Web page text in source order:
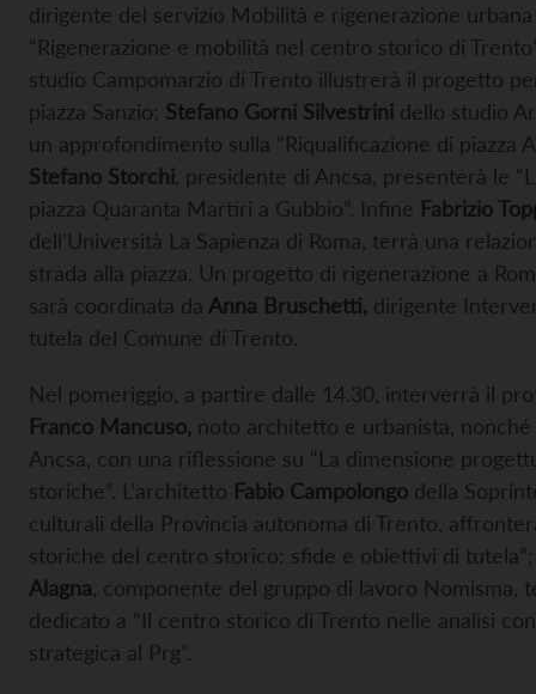
dirigente del servizio Mobilità e rigenerazione
“Rigenerazione e mobilità nel centro storico di
studio Campomarzio di Trento illustrerà il progetto
piazza Sanzio; Stefano Gorni Silvestrini dello studio
un approfondimento sulla “Riqualificazione di piazza
Stefano Storchi, presidente di Ancsa, presenterà le
piazza Quaranta Martiri a Gubbio”. Infine Fabrizio
dell’Università La Sapienza di Roma, terrà una
strada alla piazza. Un progetto di rigenerazione a
sarà coordinata da Anna Bruschetti, dirigente
tutela del Comune di Trento.
Nel pomeriggio, a partire dalle 14.30, interverrà il
Franco Mancuso, noto architetto e urbanista,
Ancsa, con una riflessione su “La dimensione
storiche”. L’architetto Fabio Campolongo della
culturali della Provincia autonoma di Trento,
storiche del centro storico: sfide e obiettivi di tutela”;
Alagna, componente del gruppo di lavoro Nomisma,
dedicato a “Il centro storico di Trento nelle analisi
strategica al Prg”.